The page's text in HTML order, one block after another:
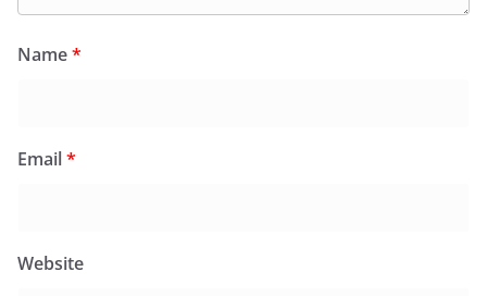
Name*
Email*
Website